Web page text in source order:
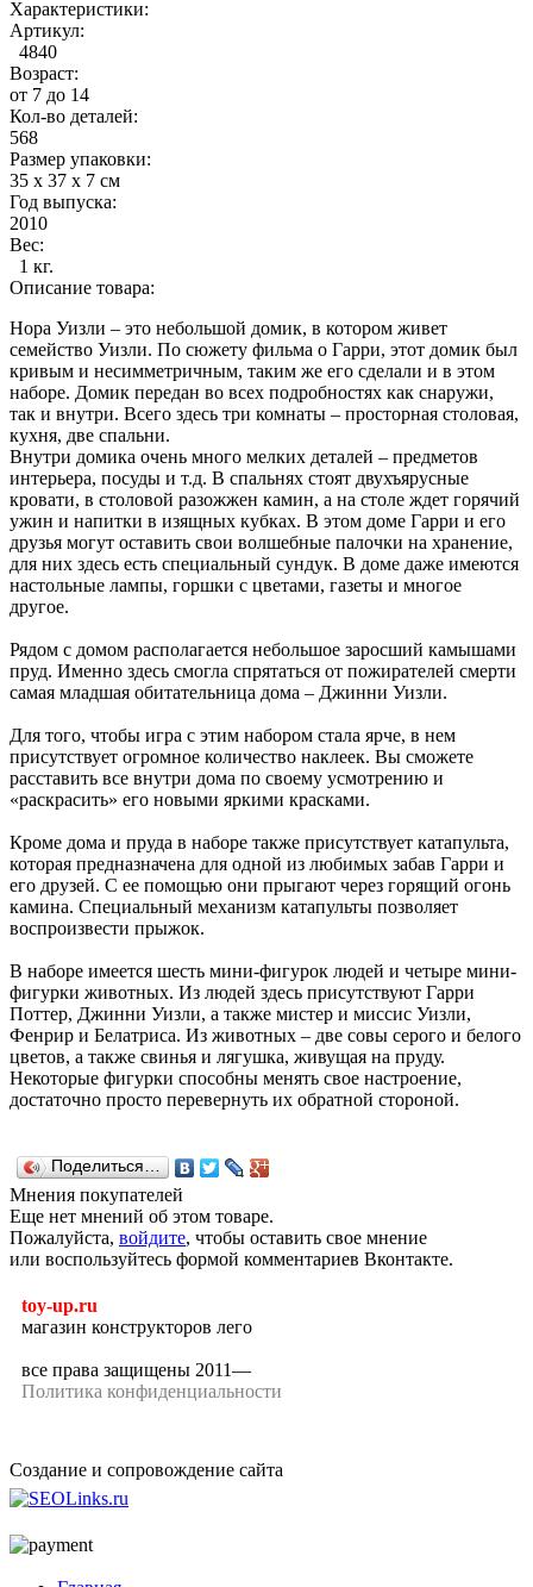
Характеристики:
Артикул:
4840
Возраст:
от 7 до 14
Кол-во деталей:
568
Размер упаковки:
35 х 37 х 7 см
Год выпуска:
2010
Вес:
1 кг.
Описание товара:
Нора Уизли – это небольшой домик, в котором живет
семейство Уизли. По сюжету фильма о Гарри, этот домик был
кривым и несимметричным, таким же его сделали и в этом
наборе. Домик передан во всех подробностях как снаружи,
так и внутри. Всего здесь три комнаты – просторная столовая,
кухня, две спальни.
Внутри домика очень много мелких деталей – предметов
интерьера, посуды и т.д. В спальнях стоят двухъярусные
кровати, в столовой разожжен камин, а на столе ждет горячий
ужин и напитки в изящных кубках. В этом доме Гарри и его
друзья могут оставить свои волшебные палочки на хранение,
для них здесь есть специальный сундук. В доме даже имеются
настольные лампы, горшки с цветами, газеты и многое
другое.
Рядом с домом располагается небольшое заросший камышами
пруд. Именно здесь смогла спрятаться от пожирателей смерти
самая младшая обитательница дома – Джинни Уизли.
Для того, чтобы игра с этим набором стала ярче, в нем
присутствует огромное количество наклеек. Вы сможете
расставить все внутри дома по своему усмотрению и
«раскрасить» его новыми яркими красками.
Кроме дома и пруда в наборе также присутствует катапульта,
которая предназначена для одной из любимых забав Гарри и
его друзей. С ее помощью они прыгают через горящий огонь
камина. Специальный механизм катапульты позволяет
воспроизвести прыжок.
В наборе имеется шесть мини-фигурок людей и четыре мини-
фигурки животных. Из людей здесь присутствуют Гарри
Поттер, Джинни Уизли, а также мистер и миссис Уизли,
Фенрир и Белатриса. Из животных – две совы серого и белого
цветов, а также свинья и лягушка, живущая на пруду.
Некоторые фигурки способны менять свое настроение,
достаточно просто перевернуть их обратной стороной.
Поделиться…
Мнения покупателей
Еще нет мнений об этом товаре.
Пожалуйста, войдите, чтобы оставить свое мнение
или воспользуйтесь формой комментариев Вконтакте.
toy-up.ru
магазин конструкторов лего
все права защищены 2011—
Политика конфиденциальности
Создание и сопровождение сайта